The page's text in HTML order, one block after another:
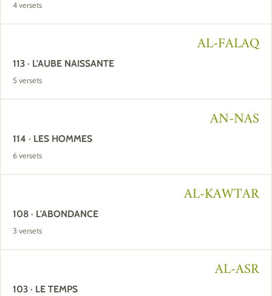
4 versets
AL-FALAQ
113 · L'AUBE NAISSANTE
5 versets
AN-NAS
114 · LES HOMMES
6 versets
AL-KAWTAR
108 · L'ABONDANCE
3 versets
AL-ASR
103 · LE TEMPS